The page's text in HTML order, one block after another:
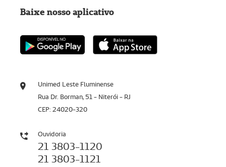
Unimed Leste Fluminense
Rua Dr. Borman, 51 - Niterói - RJ
CEP: 24020-320
Ouvidoria
21 3803-1120
21 3803-1121
Baixe nosso aplicativo